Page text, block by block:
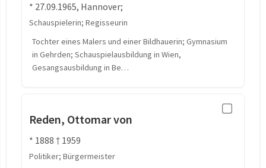
* 27.09.1965, Hannover;
Schauspielerin; Regisseurin
Tochter eines Malers und einer Bildhauerin; Gymnasium
in Gehrden; Schauspielausbildung in Wien,
Gesangsausbildung in Be…
Reden, Ottomar von
* 1888 † 1959
Politiker; Bürgermeister